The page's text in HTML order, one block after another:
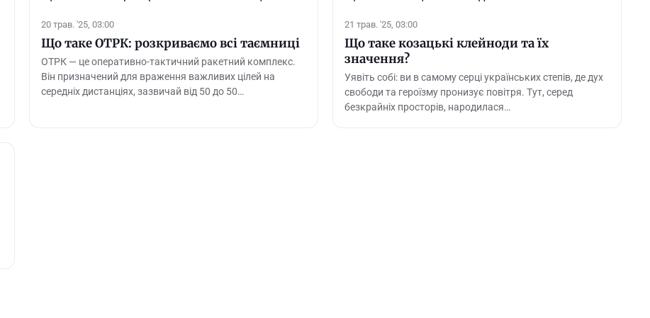
20 трав. '25, 03:00
Що таке ОТРК: розкриваємо всі таємниці
ОТРК — це оперативно-тактичний ракетний комплекс.
Він призначений для враження важливих цілей на
середніх дистанціях, зазвичай від 50 до 50…
21 трав. '25, 03:00
Що таке козацькі клейноди та їх
значення?
Уявіть собі: ви в самому серці українських степів, де дух
свободи та героїзму пронизує повітря. Тут, серед
безкрайніх просторів, народилася…